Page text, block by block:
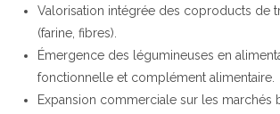
Valorisation intégrée des coproducts de
(farine, fibres).
Émergence des légumineuses en
fonctionnelle et complément alimentaire.
Expansion commerciale sur les marchés